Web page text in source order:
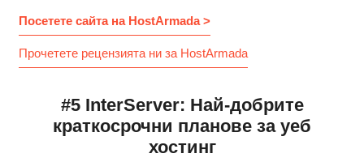
Посетете сайта на HostArmada >
Прочетете рецензията ни за HostArmada
#5 InterServer: Най-добрите
краткосрочни планове за уеб
хостинг